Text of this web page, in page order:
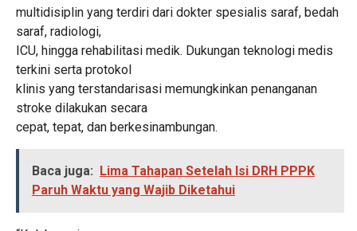
multidisiplin yang terdiri dari dokter spesialis saraf, bedah
saraf, radiologi,
ICU, hingga rehabilitasi medik. Dukungan teknologi medis
terkini serta protokol
klinis yang terstandarisasi memungkinkan penanganan
stroke dilakukan secara
cepat, tepat, dan berkesinambungan.
Baca juga: Lima Tahapan Setelah Isi DRH PPPK
Paruh Waktu yang Wajib Diketahui